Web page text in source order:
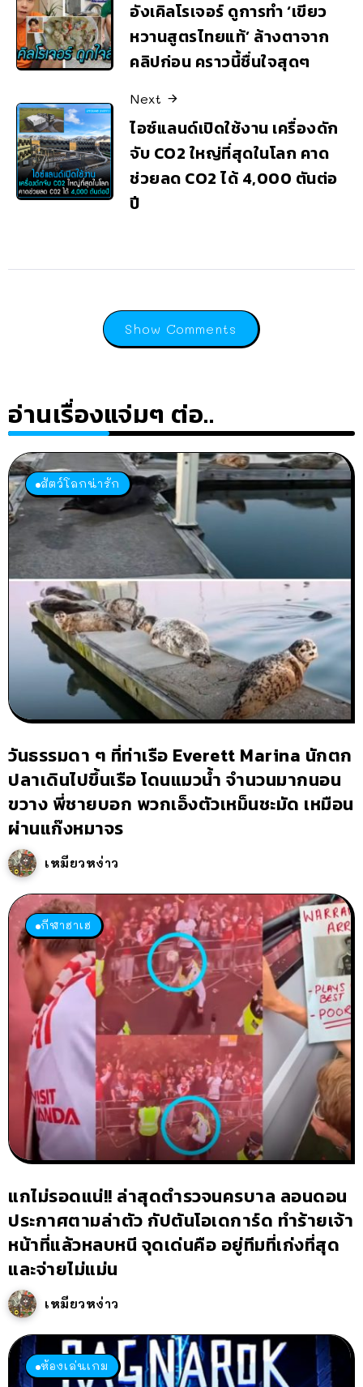
อังเคิลโรเจอร์ ดูการทำ ‘เขียว
หวานสูตรไทยแท้’ ล้างตาจาก
คลิปก่อน คราวนี้ชื่นใจสุดๆ
Next
ไอซ์แลนด์เปิดใช้งาน เครื่องดัก
จับ CO2 ใหญ่ที่สุดในโลก คาด
ช่วยลด CO2 ได้ 4,000 ตันต่อ
ปี
Show Comments
อ่านเรื่องแจ่มๆ ต่อ..
สัตว์โลกน่ารัก
วันธรรมดา ๆ ที่ท่าเรือ Everett Marina นักตก
ปลาเดินไปขึ้นเรือ โดนแมวน้ำ จำนวนมากนอน
ขวาง พี่ชายบอก พวกเอ็งตัวเหม็นชะมัด เหมือน
ผ่านแก๊งหมาจร
เหมียวหง่าว
กีฬาฮาเฮ
แกไม่รอดแน่!! ล่าสุดตำรวจนครบาล ลอนดอน
ประกาศตามล่าตัว กัปตันโอเดการ์ด ทำร้ายเจ้า
หน้าที่แล้วหลบหนี จุดเด่นคือ อยู่ทีมที่เก่งที่สุด
และจ่ายไม่แม่น
เหมียวหง่าว
ห้องเล่นเกม